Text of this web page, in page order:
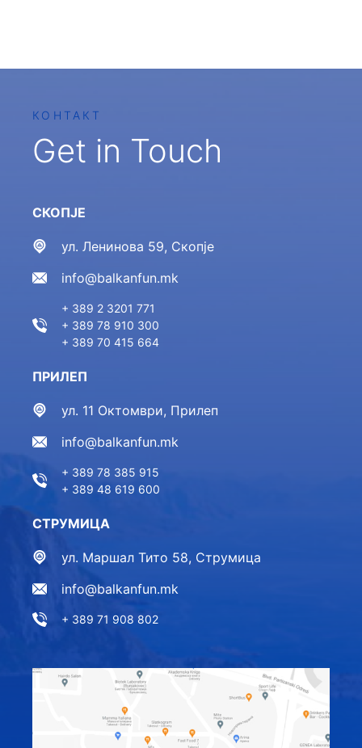
КОНТАКТ
Get in Touch
СКОПЈЕ
ул. Ленинова 59, Скопје
info@balkanfun.mk
+ 389 2 3201 771
+ 389 78 910 300
+ 389 70 415 664
ПРИЛЕП
ул. 11 Октомври, Прилеп
info@balkanfun.mk
+ 389 78 385 915
+ 389 48 619 600
СТРУМИЦА
ул. Маршал Тито 58, Струмица
info@balkanfun.mk
+ 389 71 908 802